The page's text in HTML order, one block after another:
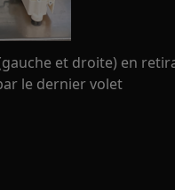
et droite) en
le dernier volet